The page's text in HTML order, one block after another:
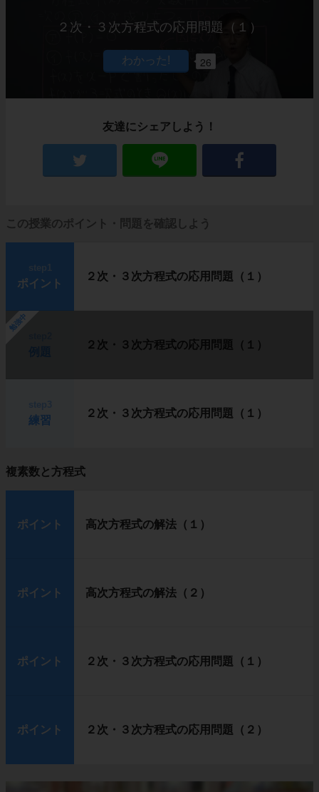
２次・３次方程式の応用問題（１）
26
友達にシェアしよう！
この授業のポイント・問題を確認しよう
ポイント
２次・３次方程式の応用問題（１）
勉強中
２次・３次方程式の応用問題（１）
練習
２次・３次方程式の応用問題（１）
複素数と方程式
ポイント 高次方程式の解法（１）
ポイント 高次方程式の解法（２）
ポイント ２次・３次方程式の応用問題（１）
ポイント ２次・３次方程式の応用問題（２）